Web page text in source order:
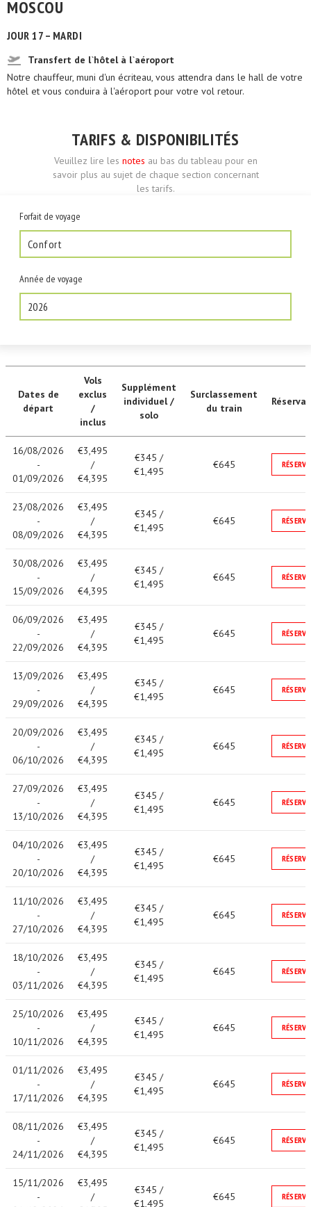
MOSCOU
JOUR 17 – MARDI
Transfert de l`hôtel à l`aéroport
Notre chauffeur, muni d'un écriteau, vous attendra dans le hall de votre
hôtel et vous conduira à l'aéroport pour votre vol retour.
TARIFS & DISPONIBILITÉS
Veuillez lire les notes au bas du tableau pour en
savoir plus au sujet de chaque section concernant
les tarifs.
Forfait de voyage
Confort
Année de voyage
2026
Dates de
départ
Vols
exclus
/
inclus
Supplément
individuel /
solo
Surclassement
du train
16/08/2026
-
01/09/2026
€3,495
/
€4,395
€345 /
€1,495
€645
23/08/2026
-
08/09/2026
€3,495
/
€4,395
€345 /
€1,495
€645
30/08/2026
-
15/09/2026
€3,495
/
€4,395
€345 /
€1,495
€645
06/09/2026
-
22/09/2026
€3,495
/
€4,395
€345 /
€1,495
€645
13/09/2026
-
29/09/2026
€3,495
/
€4,395
€345 /
€1,495
€645
20/09/2026
-
06/10/2026
€3,495
/
€4,395
€345 /
€1,495
€645
27/09/2026
-
13/10/2026
€3,495
/
€4,395
€345 /
€1,495
€645
04/10/2026
-
20/10/2026
€3,495
/
€4,395
€345 /
€1,495
€645
11/10/2026
-
27/10/2026
€3,495
/
€4,395
€345 /
€1,495
€645
18/10/2026
-
03/11/2026
€3,495
/
€4,395
€345 /
€1,495
€645
25/10/2026
-
10/11/2026
€3,495
/
€4,395
€345 /
€1,495
€645
01/11/2026
-
17/11/2026
€3,495
/
€4,395
€345 /
€1,495
€645
08/11/2026
-
24/11/2026
€3,495
/
€4,395
€345 /
€1,495
€645
15/11/2026
-
€3,495
/
€345 /
€1,495
€645